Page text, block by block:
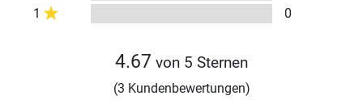
1
0
4.67 von 5 Sternen
(3 Kundenbewertungen)